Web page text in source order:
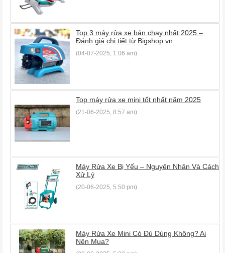
Top 3 máy rửa xe bán chạy nhất 2025 –
Đánh giá chi tiết từ Bigshop.vn
(04-07-2025, 1:06 am)
Top máy rửa xe mini tốt nhất năm 2025
(21-06-2025, 8:57 am)
Máy Rửa Xe Bị Yếu – Nguyên Nhân Và Cách
Xử Lý
(20-06-2025, 5:50 pm)
Máy Rửa Xe Mini Có Đủ Dùng Không? Ai
Nên Mua?